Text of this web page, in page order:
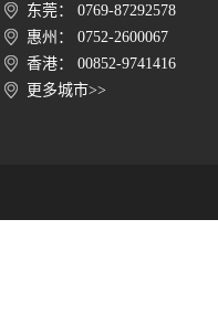
东莞： 0769-87292578
惠州： 0752-2600067
香港： 00852-9741416
更多城市>>